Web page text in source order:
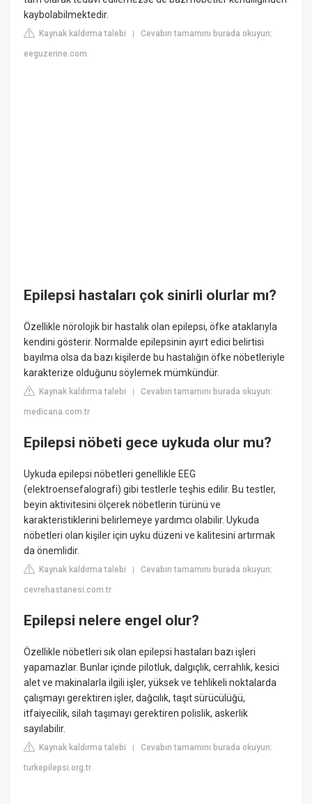
kaybolabilmektedir.
Kaynak kaldırma talebi |Cevabın tamamını burada okuyun:
eeguzerine.com
Epilepsi hastaları çok sinirli olurlar mı?
Özellikle nörolojik bir hastalık olan epilepsi, öfke ataklarıyla
kendini gösterir. Normalde epilepsinin ayırt edici belirtisi
bayılma olsa da bazı kişilerde bu hastalığın öfke nöbetleriyle
karakterize olduğunu söylemek mümkündür.
Kaynak kaldırma talebi |Cevabın tamamını burada okuyun:
medicana.com.tr
Epilepsi nöbeti gece uykuda olur mu?
Uykuda epilepsi nöbetleri genellikle EEG
(elektroensefalografi) gibi testlerle teşhis edilir. Bu testler,
beyin aktivitesini ölçerek nöbetlerin türünü ve
karakteristiklerini belirlemeye yardımcı olabilir. Uykuda
nöbetleri olan kişiler için uyku düzeni ve kalitesini artırmak
da önemlidir.
Kaynak kaldırma talebi |Cevabın tamamını burada okuyun:
cevrehastanesi.com.tr
Epilepsi nelere engel olur?
Özellikle nöbetleri sık olan epilepsi hastaları bazı işleri
yapamazlar. Bunlar içinde pilotluk, dalgıçlık, cerrahlık, kesici
alet ve makinalarla ilgili işler, yüksek ve tehlikeli noktalarda
çalışmayı gerektiren işler, dağcılık, taşıt sürücülüğü,
itfaiyecilik, silah taşımayı gerektiren polislik, askerlik
sayılabilir.
Kaynak kaldırma talebi |Cevabın tamamını burada okuyun:
turkepilepsi.org.tr